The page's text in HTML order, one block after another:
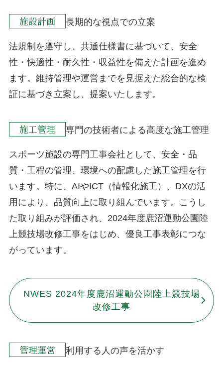
施設計画 長期的な視点での立案
法規制を遵守し、共通仕様書に基づいて、安全
性・快適性・耐久性・収益性を備えた計画を進め
ます。維持管理や運営までを見据えた総合的な検
証に基づき立案し、提案いたします。
施工管理 専門の技術者による高度な施工管理
スポーツ施設の専門工事会社として、安全・品
質・工程の管理、環境への配慮した施工管理を行
います。特に、AIやICT（情報化施工）、DXの活
用により、品質向上に取り組んでいます。こうし
た取り組みが評価され、2024年度鹿沼運動公園陸
上競技場改修工事をはじめ、優良工事表彰につな
がっています。
NWES 2024年度鹿沼運動公園陸上競技場
改修工事
管理運営 利用する人の声を活かす